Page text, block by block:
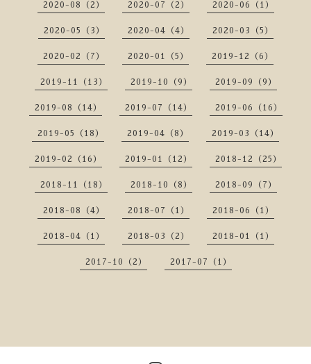
2020-08（2） 2020-07（2） 2020-06（1）
2020-05（3） 2020-04（4） 2020-03（5）
2020-02（7） 2020-01（5） 2019-12（6）
2019-11（13） 2019-10（9） 2019-09（9）
2019-08（14） 2019-07（14） 2019-06（16）
2019-05（18） 2019-04（8） 2019-03（14）
2019-02（16） 2019-01（12） 2018-12（25）
2018-11（18） 2018-10（8） 2018-09（7）
2018-08（4） 2018-07（1） 2018-06（1）
2018-04（1） 2018-03（2） 2018-01（1）
2017-10（2） 2017-07（1）